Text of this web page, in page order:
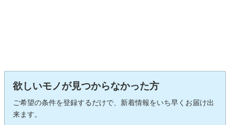
欲しいモノが見つからなかった方
ご希望の条件を登録するだけで、新着情報をいち早くお届け出
来ます。